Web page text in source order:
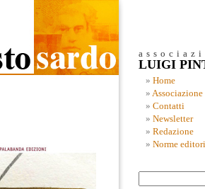
LUIGI
Home
Associazione
Contatti
Newsletter
Redazione
Norme